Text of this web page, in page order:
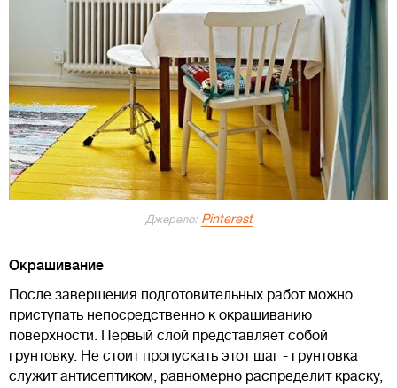
Джерело: Pinterest
Окрашивание
После завершения подготовительных работ можно
приступать непосредственно к окрашиванию
поверхности. Первый слой представляет собой
грунтовку. Не стоит пропускать этот шаг - грунтовка
служит антисептиком, равномерно распределит краску,